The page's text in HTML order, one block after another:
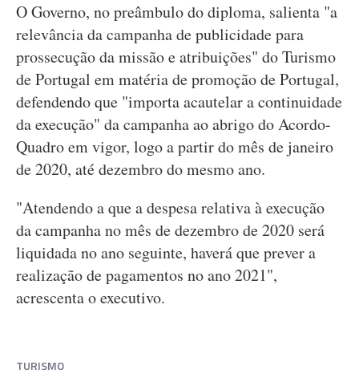
O Governo, no preâmbulo do diploma, salienta "a
relevância da campanha de publicidade para
prossecução da missão e atribuições" do Turismo
de Portugal em matéria de promoção de Portugal,
defendendo que "importa acautelar a continuidade
da execução" da campanha ao abrigo do Acordo-
Quadro em vigor, logo a partir do mês de janeiro
de 2020, até dezembro do mesmo ano.
"Atendendo a que a despesa relativa à execução
da campanha no mês de dezembro de 2020 será
liquidada no ano seguinte, haverá que prever a
realização de pagamentos no ano 2021",
acrescenta o executivo.
TURISMO